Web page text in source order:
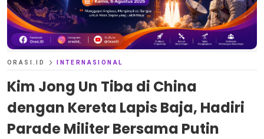
ORASI.ID INTERNASIONAL
Kim Jong Un Tiba di China
dengan Kereta Lapis Baja, Hadiri
Parade Militer Bersama Putin